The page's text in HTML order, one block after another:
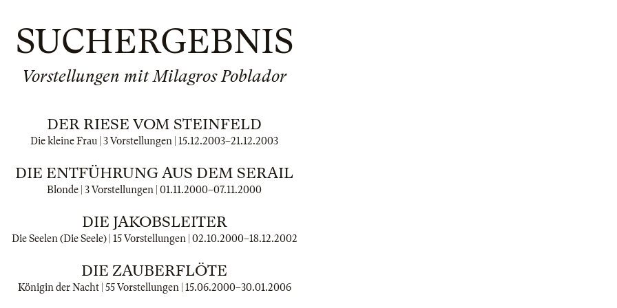
SUCHERGEBNIS
Vorstellungen mit Milagros Poblador
DER RIESE VOM STEINFELD
Die kleine Frau | 3 Vorstellungen | 15.12.2003–21.12.2003
DIE ENTFÜHRUNG AUS DEM SERAIL
Blonde | 3 Vorstellungen | 01.11.2000–07.11.2000
DIE JAKOBSLEITER
Die Seelen (Die Seele) | 15 Vorstellungen | 02.10.2000–18.12.2002
DIE ZAUBERFLÖTE
Königin der Nacht | 55 Vorstellungen | 15.06.2000–30.01.2006